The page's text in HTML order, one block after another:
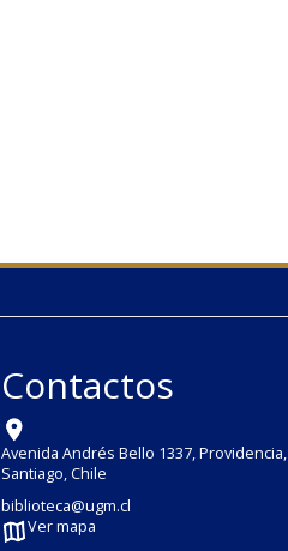
Contactos
Avenida Andrés Bello 1337, Providencia,
Santiago, Chile
biblioteca@ugm.cl
Ver mapa